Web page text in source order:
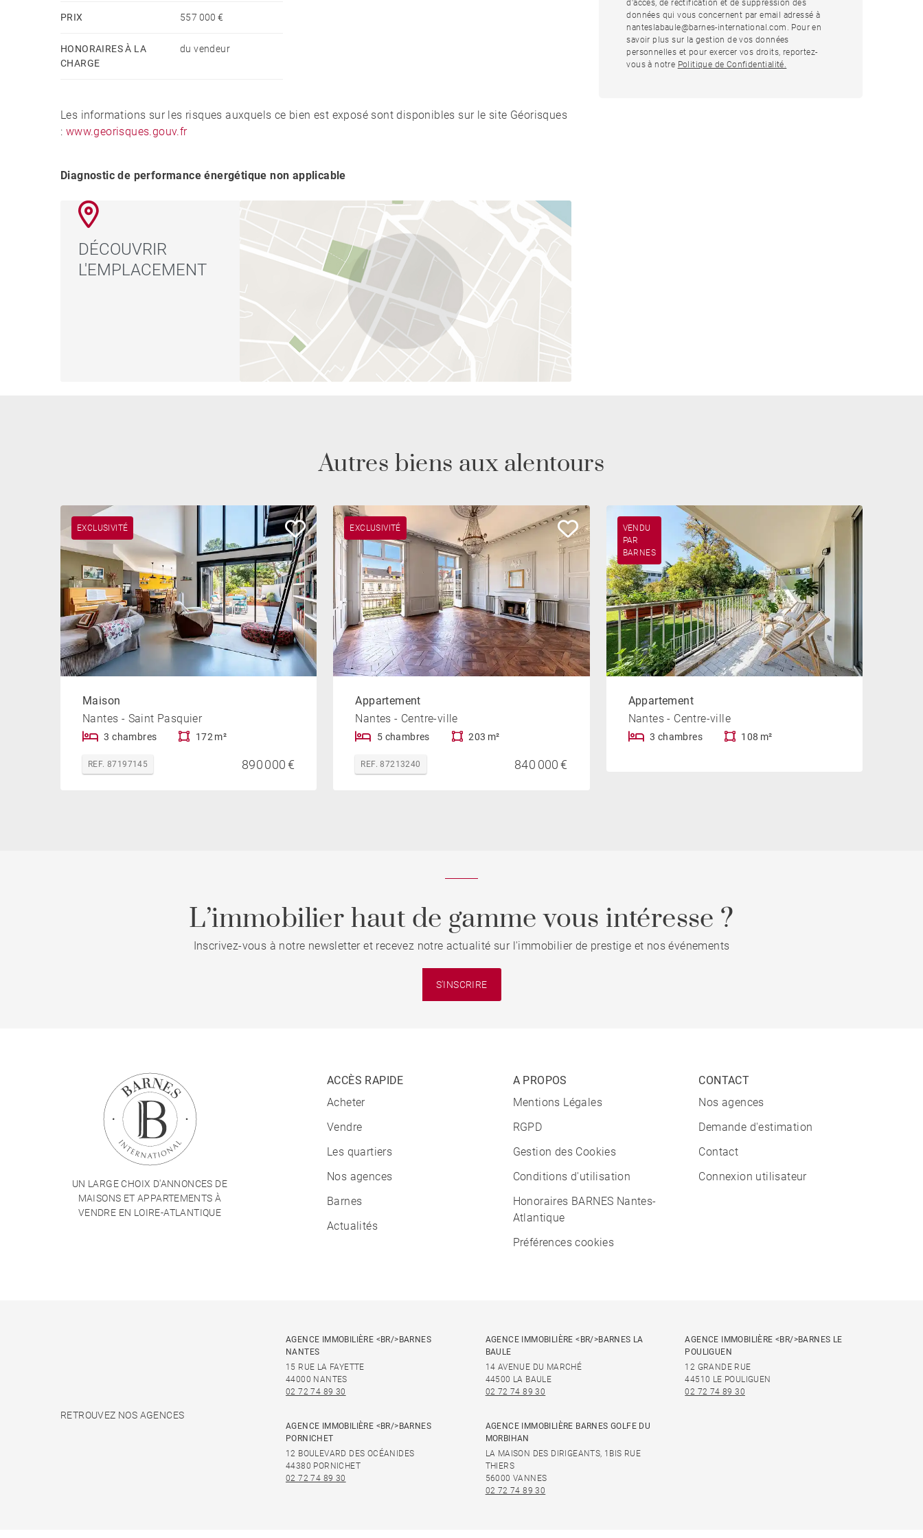
des prestations « Signature » : des matériaux et équipements soigneusement sélectionnés, gages de
PRIX 557 000 €
HONORAIRES À LA
CHARGE
du vendeur
Les informations sur les risques auxquels ce bien est exposé sont disponibles sur le site Géorisques
: www.georisques.gouv.fr
Diagnostic de performance énergétique non applicable
DÉCOUVRIR
L'EMPLACEMENT
d'accès, de rectification et de suppression des
données qui vous concernent par email adressé à
nanteslabaule@barnes-international.com. Pour en
savoir plus sur la gestion de vos données
personnelles et pour exercer vos droits, reportez-
vous à notre Politique de Confidentialité.
Autres biens aux alentours
EXCLUSIVITÉ
Maison
Nantes - Saint Pasquier
3 chambres 172 m²
REF. 87197145 890 000 €
EXCLUSIVITÉ
Appartement
Nantes - Centre-ville
5 chambres 203 m²
REF. 87213240 840 000 €
VENDU
PAR
BARNES
Appartement
Nantes - Centre-ville
3 chambres 108 m²
L’immobilier haut de gamme vous intéresse ?
Inscrivez-vous à notre newsletter et recevez notre actualité sur l'immobilier de prestige et nos événements
S'INSCRIRE
UN LARGE CHOIX D'ANNONCES DE
MAISONS ET APPARTEMENTS À
VENDRE EN LOIRE-ATLANTIQUE
ACCÈS RAPIDE
Acheter
Vendre
Les quartiers
Nos agences
Barnes
Actualités
A PROPOS
Mentions Légales
RGPD
Gestion des Cookies
Conditions d'utilisation
Honoraires BARNES Nantes-
Atlantique
Préférences cookies
CONTACT
Nos agences
Demande d'estimation
Contact
Connexion utilisateur
RETROUVEZ NOS AGENCES
AGENCE IMMOBILIÈRE <BR/>BARNES
NANTES
15 RUE LA FAYETTE
44000 NANTES
02 72 74 89 30
AGENCE IMMOBILIÈRE <BR/>BARNES LA
BAULE
14 AVENUE DU MARCHÉ
44500 LA BAULE
02 72 74 89 30
AGENCE IMMOBILIÈRE <BR/>BARNES LE
POULIGUEN
12 GRANDE RUE
44510 LE POULIGUEN
02 72 74 89 30
AGENCE IMMOBILIÈRE <BR/>BARNES
PORNICHET
12 BOULEVARD DES OCÉANIDES
44380 PORNICHET
02 72 74 89 30
AGENCE IMMOBILIÈRE BARNES GOLFE DU
MORBIHAN
LA MAISON DES DIRIGEANTS, 1BIS RUE
THIERS
56000 VANNES
02 72 74 89 30